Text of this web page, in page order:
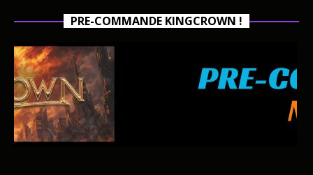
PRE-COMMANDE KINGCROWN !